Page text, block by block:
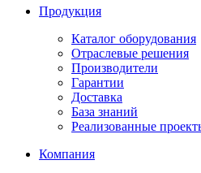
Продукция
Каталог оборудования
Отраслевые решения
Производители
Гарантии
Доставка
База знаний
Реализованные
Компания